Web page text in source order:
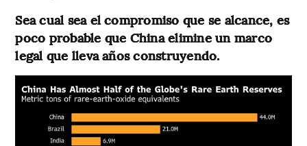
Sea cual sea el compromiso que se alcance, es
poco probable que China elimine un marco
legal que lleva años construyendo.